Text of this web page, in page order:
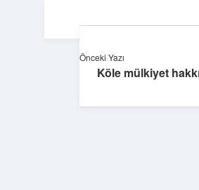
Önceki Yazı
Köle mülkiyet